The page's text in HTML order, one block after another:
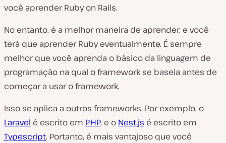
você aprender Ruby on Rails.
No entanto, é a melhor maneira de aprender, e você
terá que aprender Ruby eventualmente. É sempre
melhor que você aprenda o básico da linguagem de
programação na qual o framework se baseia antes de
começar a usar o framework.
Isso se aplica a outros frameworks. Por exemplo, o
Laravel é escrito em PHP, e o Nest.js é escrito em
Typescript. Portanto, é mais vantajoso que você